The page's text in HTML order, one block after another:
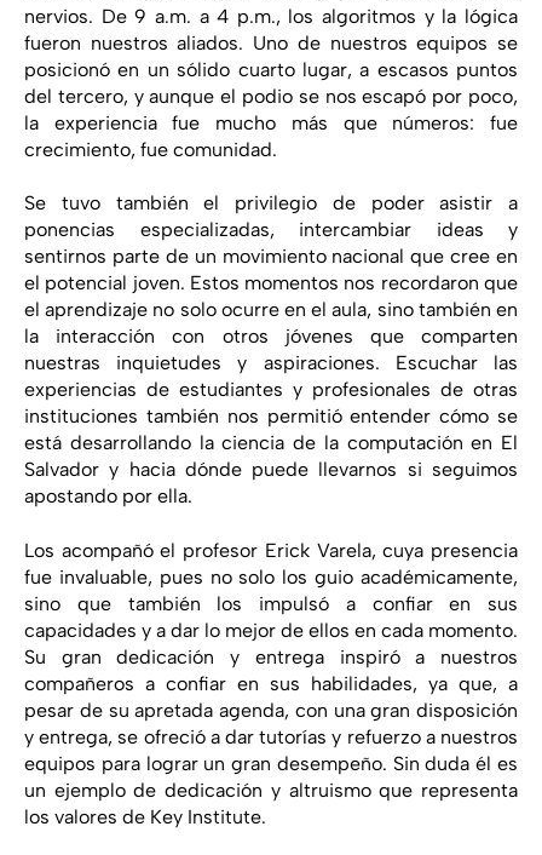
nervios. De 9 a.m. a 4 p.m., los algoritmos y la lógica
fueron nuestros aliados. Uno de nuestros equipos se
posicionó en un sólido cuarto lugar, a escasos puntos
del tercero, y aunque el podio se nos escapó por poco,
la experiencia fue mucho más que números: fue
crecimiento, fue comunidad.
Se tuvo también el privilegio de poder asistir a
ponencias especializadas, intercambiar ideas y
sentirnos parte de un movimiento nacional que cree en
el potencial joven. Estos momentos nos recordaron que
el aprendizaje no solo ocurre en el aula, sino también en
la interacción con otros jóvenes que comparten
nuestras inquietudes y aspiraciones. Escuchar las
experiencias de estudiantes y profesionales de otras
instituciones también nos permitió entender cómo se
está desarrollando la ciencia de la computación en El
Salvador y hacia dónde puede llevarnos si seguimos
apostando por ella.
Los acompañó el profesor Erick Varela, cuya presencia
fue invaluable, pues no solo los guio académicamente,
sino que también los impulsó a confiar en sus
capacidades y a dar lo mejor de ellos en cada momento.
Su gran dedicación y entrega inspiró a nuestros
compañeros a confiar en sus habilidades, ya que, a
pesar de su apretada agenda, con una gran disposición
y entrega, se ofreció a dar tutorías y refuerzo a nuestros
equipos para lograr un gran desempeño. Sin duda él es
un ejemplo de dedicación y altruismo que representa
los valores de Key Institute.